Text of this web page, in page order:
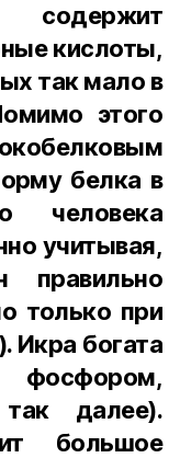
кислоты,
так мало в
этого
белка в
человека
учитывая,
только при
Икра богата
фосфором,
далее).
большое